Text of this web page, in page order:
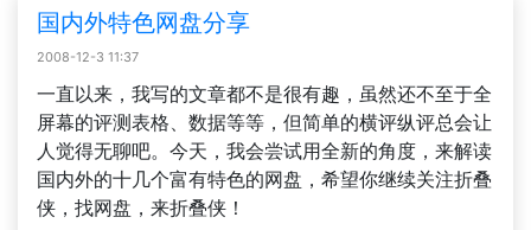
国内外特色网盘分享
2008-12-3 11:37
一直以来，我写的文章都不是很有趣，虽然还不至于全
屏幕的评测表格、数据等等，但简单的横评纵评总会让
人觉得无聊吧。今天，我会尝试用全新的角度，来解读
国内外的十几个富有特色的网盘，希望你继续关注折叠
侠，找网盘，来折叠侠！